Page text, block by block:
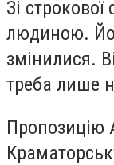
Зі
людиною.
змінилися.
треба лише
Пропозицію